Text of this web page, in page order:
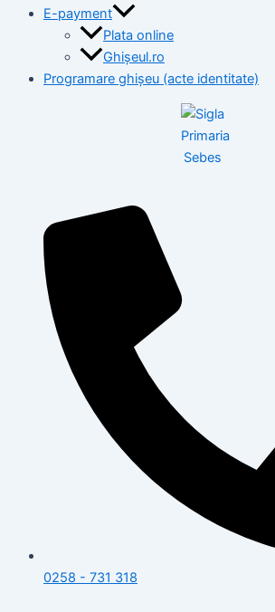
E-payment
Plata online
Ghișeul.ro
Programare ghișeu (acte identitate)
0258 - 731 318